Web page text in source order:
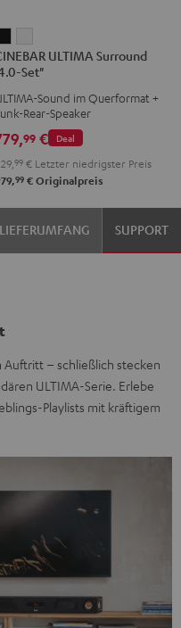
ULTIMA
Surround
"4.0-
Set"
Schwarz
ULTIMA
Surround
"4.0-
Set"
Weiß
ULTIMA Surround
Set"
Sound im Querformat +
Rear-Speaker
Deal
99 €
99 € Letzter niedrigster Preis
99 € Originalpreis
LIEFERUMFANG SUPPORT
Auftritt – schließlich stecken
ULTIMA-Serie. Erlebe
Playlists mit kräftigem